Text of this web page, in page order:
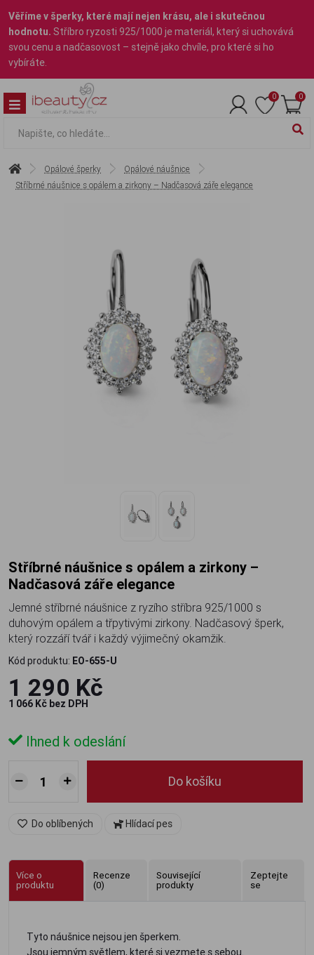
Věříme v šperky, které mají nejen krásu, ale i skutečnou
hodnotu. Stříbro ryzosti 925/1000 je materiál, který si uchovává
svou cenu a nadčasovost – stejně jako chvíle, pro které si ho
vybíráte.
0 0
Opálové šperky
Opálové náušnice
Stříbrné náušnice s opálem a zirkony – Nadčasová záře elegance
Stříbrné náušnice s opálem a zirkony –
Nadčasová záře elegance
Jemné stříbrné náušnice z ryzího stříbra 925/1000 s
duhovým opálem a třpytivými zirkony. Nadčasový šperk,
který rozzáří tvář i každý výjimečný okamžik.
Kód produktu: EO-655-U
1 290 Kč
1 066 Kč bez DPH
Ihned k odeslání
Do košíku
Do oblíbených Hlídací pes
Více o
produktu
Recenze
(0)
Související
produkty
Zeptejte
se
Tyto náušnice nejsou jen šperkem.
Jsou jemným světlem, které si vezmete s sebou.